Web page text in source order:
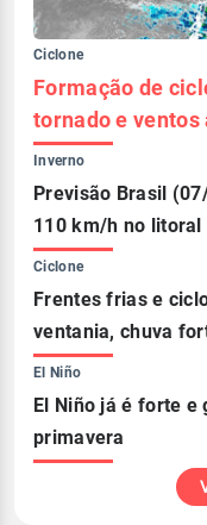
Ciclone
Formação de
tornado e ventos
Inverno
Previsão Brasil
110 km/h no litoral
Ciclone
Frentes frias e
ventania, chuva
El Niño
El Niño já é forte e
primavera